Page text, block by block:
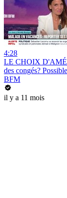
4:28
LE CHOIX
des congés?
BFM
il y a 11 mois